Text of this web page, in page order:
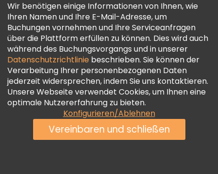
Cookie-Richtlinie
Freetour Auszeichnungen
Treueprogramm
Wir benötigen einige Informationen von Ihnen, wie
Ihren Namen und Ihre E-Mail-Adresse, um
Buchungen vornehmen und Ihre Serviceanfragen
über die Plattform erfüllen zu können. Dies wird auch
während des Buchungsvorgangs und in unserer
Datenschutzrichtlinie beschrieben. Sie können der
Verarbeitung Ihrer personenbezogenen Daten
jederzeit widersprechen, indem Sie uns kontaktieren.
Unsere Webseite verwendet Cookies, um Ihnen eine
optimale Nutzererfahrung zu bieten.
Konfigurieren/Ablehnen
Vereinbaren und schließen